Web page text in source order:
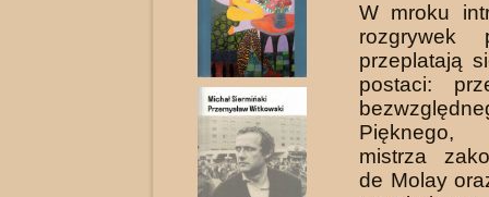
W mroku
rozgrywek
przeplatają
postaci:
Pięknego,
mistrza
de Molay